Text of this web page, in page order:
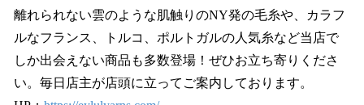
離れられない雲のような肌触りのNY発の毛糸や、カラフ
ルなフランス、トルコ、ポルトガルの人気糸など当店で
しか出会えない商品も多数登場！ぜひお立ち寄りくださ
い。毎日店主が店頭に立ってご案内しております。